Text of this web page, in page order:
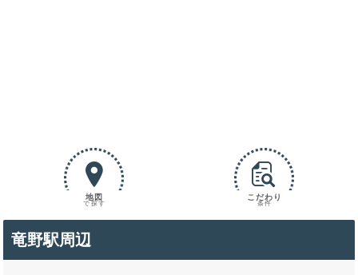
地図
で探す
こだわり
条件
竜野駅周辺